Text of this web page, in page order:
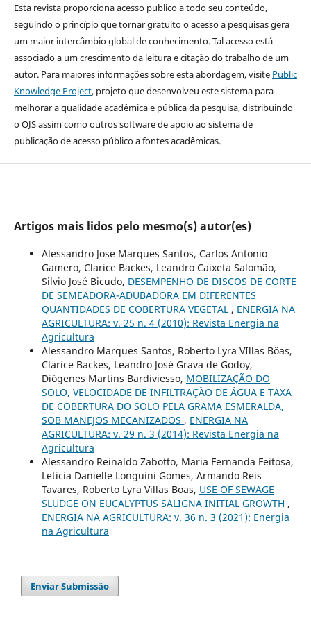
Esta revista proporciona acesso publico a todo seu conteúdo,
seguindo o princípio que tornar gratuito o acesso a pesquisas gera
um maior intercâmbio global de conhecimento. Tal acesso está
associado a um crescimento da leitura e citação do trabalho de um
autor. Para maiores informações sobre esta abordagem, visite Public
Knowledge Project, projeto que desenvolveu este sistema para
melhorar a qualidade acadêmica e pública da pesquisa, distribuindo
o OJS assim como outros software de apoio ao sistema de
publicação de acesso público a fontes acadêmicas.
Artigos mais lidos pelo mesmo(s) autor(es)
Alessandro Jose Marques Santos, Carlos Antonio
Gamero, Clarice Backes, Leandro Caixeta Salomão,
Silvio José Bicudo, DESEMPENHO DE DISCOS DE CORTE
DE SEMEADORA-ADUBADORA EM DIFERENTES
QUANTIDADES DE COBERTURA VEGETAL , ENERGIA NA
AGRICULTURA: v. 25 n. 4 (2010): Revista Energia na
Agricultura
Alessandro Marques Santos, Roberto Lyra VIllas Bôas,
Clarice Backes, Leandro José Grava de Godoy,
Diógenes Martins Bardiviesso, MOBILIZAÇÃO DO
SOLO, VELOCIDADE DE INFILTRAÇÃO DE ÁGUA E TAXA
DE COBERTURA DO SOLO PELA GRAMA ESMERALDA,
SOB MANEJOS MECANIZADOS , ENERGIA NA
AGRICULTURA: v. 29 n. 3 (2014): Revista Energia na
Agricultura
Alessandro Reinaldo Zabotto, Maria Fernanda Feitosa,
Leticia Danielle Longuini Gomes, Armando Reis
Tavares, Roberto Lyra Villas Boas, USE OF SEWAGE
SLUDGE ON EUCALYPTUS SALIGNA INITIAL GROWTH ,
ENERGIA NA AGRICULTURA: v. 36 n. 3 (2021): Energia
na Agricultura
Enviar Submissão